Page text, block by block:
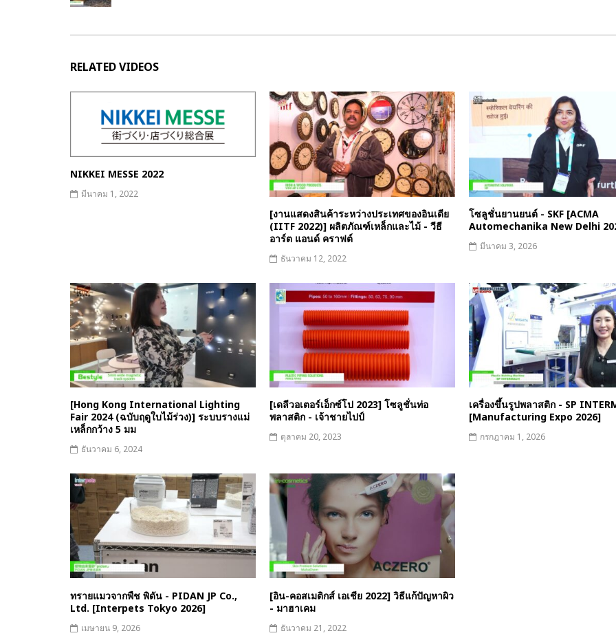
RELATED VIDEOS
NIKKEI MESSE 2022
มีนาคม 1, 2022
[งานแสดงสินค้าระหว่างประเทศของอินเดีย
(IITF 2022)] ผลิตภัณฑ์เหล็กและไม้ - วีธี
อาร์ต แอนด์ คราฟต์
ธันวาคม 12, 2022
โซลูชั่นยานยนต์ - SKF [ACMA
Automechanika New Delhi
มีนาคม 3, 2026
[Hong Kong International Lighting
Fair 2024 (ฉบับฤดูใบไม้ร่วง)] ระบบรางแม่
เหล็กกว้าง 5 มม
ธันวาคม 6, 2024
[เดลีวอเตอร์เอ็กซ์โป 2023] โซลูชั่นท่อ
พลาสติก - เจ้าชายไปป์
ตุลาคม 20, 2023
เครื่องขึ้นรูปพลาสติก - SP
[Manufacturing Expo 2026]
กรกฎาคม 1, 2026
ทรายแมวจากพืช พิดัน - PIDAN JP Co.,
Ltd. [Interpets Tokyo 2026]
เมษายน 9, 2026
[อิน-คอสเมติกส์ เอเชีย 2022] วิธีแก้ปัญหาผิว
- มาฮาเคม
ธันวาคม 21, 2022